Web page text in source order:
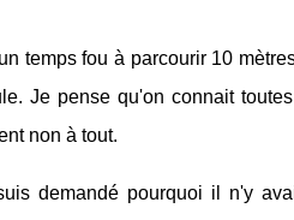
temps fou à parcourir 10
Je pense qu'on connait
non à tout.
demandé pourquoi il n'y